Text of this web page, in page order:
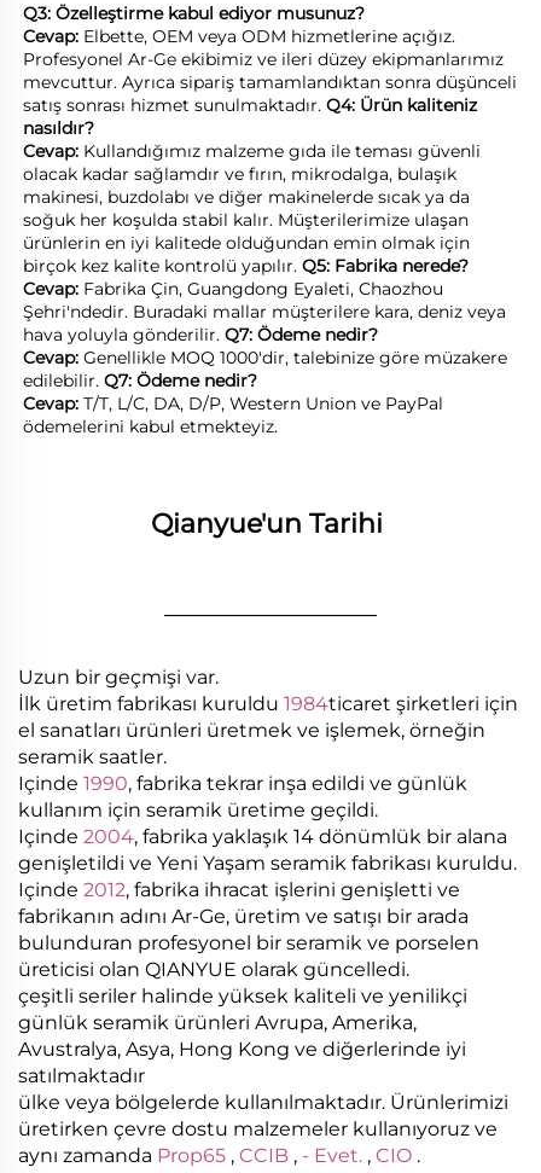
Q3: Özelleştirme kabul ediyor musunuz?
Cevap: Elbette, OEM veya ODM hizmetlerine açığız.
Profesyonel Ar-Ge ekibimiz ve ileri düzey ekipmanlarımız
mevcuttur. Ayrıca sipariş tamamlandıktan sonra düşünceli
satış sonrası hizmet sunulmaktadır. Q4: Ürün kaliteniz
nasıldır?
Cevap: Kullandığımız malzeme gıda ile teması güvenli
olacak kadar sağlamdır ve fırın, mikrodalga, bulaşık
makinesi, buzdolabı ve diğer makinelerde sıcak ya da
soğuk her koşulda stabil kalır. Müşterilerimize ulaşan
ürünlerin en iyi kalitede olduğundan emin olmak için
birçok kez kalite kontrolü yapılır. Q5: Fabrika nerede?
Cevap: Fabrika Çin, Guangdong Eyaleti, Chaozhou
Şehri'ndedir. Buradaki mallar müşterilere kara, deniz veya
hava yoluyla gönderilir. Q7: Ödeme nedir?
Cevap: Genellikle MOQ 1000'dir, talebinize göre müzakere
edilebilir. Q7: Ödeme nedir?
Cevap: T/T, L/C, DA, D/P, Western Union ve PayPal
ödemelerini kabul etmekteyiz.
Qianyue'un Tarihi
Uzun bir geçmişi var.
İlk üretim fabrikası kuruldu 1984ticaret şirketleri için
el sanatları ürünleri üretmek ve işlemek, örneğin
seramik saatler.
Içinde 1990, fabrika tekrar inşa edildi ve günlük
kullanım için seramik üretime geçildi.
Içinde 2004, fabrika yaklaşık 14 dönümlük bir alana
genişletildi ve Yeni Yaşam seramik fabrikası kuruldu.
Içinde 2012, fabrika ihracat işlerini genişletti ve
fabrikanın adını Ar-Ge, üretim ve satışı bir arada
bulunduran profesyonel bir seramik ve porselen
üreticisi olan QIANYUE olarak güncelledi.
çeşitli seriler halinde yüksek kaliteli ve yenilikçi
günlük seramik ürünleri Avrupa, Amerika,
Avustralya, Asya, Hong Kong ve diğerlerinde iyi
satılmaktadır
ülke veya bölgelerde kullanılmaktadır. Ürünlerimizi
üretirken çevre dostu malzemeler kullanıyoruz ve
aynı zamanda Prop65 , CCIB , - Evet. , CIO .